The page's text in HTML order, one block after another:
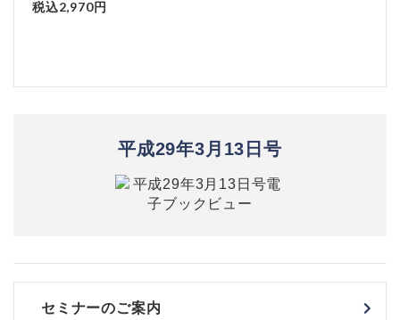
税込2,970円
平成29年3月13日号
セミナーのご案内